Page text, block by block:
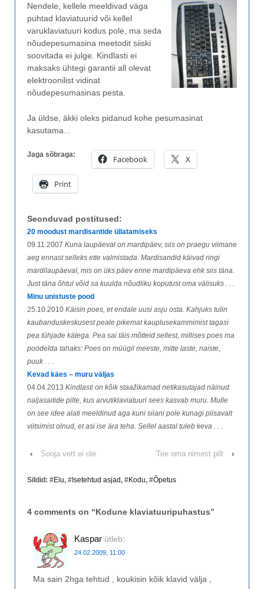
Nendele, kellele meeldivad väga
puhtad klaviatuurid või kellel
varuklaviatuuri kodus pole, ma seda
nõudepesumasina meetodit siiski
soovitada ei julge. Kindlasti ei
maksaks ühtegi garantii all olevat
elektroonilist vidinat
nõudepesumasinas pesta.
Ja üldse, äkki oleks pidanud kohe pesumasinat
kasutama...
Jaga sõbraga: Facebook X
Print
Seonduvad postitused:
20 moodust mardisantide üllatamiseks
09.11.2007 Kuna laupäeval on mardipäev, siis on praegu viimane
aeg ennast selleks ette valmistada. Mardisandid käivad ringi
mardilaupäeval, mis on üks päev enne mardipäeva ehk siis täna.
Just täna õhtul võid sa kuulda nõudliku koputust oma välisuks . . .
Minu unistuste pood
25.10.2010 Käisin poes, et endale uusi asju osta. Kahjuks tulin
kaubanduskeskusest peale pikemat kauplusekammimist tagasi
pea tühjade kätega. Pea sai täis mõtteid sellest, millises poes ma
poodelda tahaks: Poes on müügil meeste, mitte laste, naiste,
puuk . . .
Kevad käes – muru väljas
04.04.2013 Kindlasti on kõik staažikamad netikasutajad näinud
naljasaitide pilte, kus arvutiklaviatuuri sees kasvab muru. Mulle
on see idee alati meeldinud aga kuni siiani pole kunagi piisavalt
viitsimist olnud, et asi ise ära teha. Sellel aastal tuleb keva . . .
‹ Sooja vett ei ole Tee oma nimest pilt ›
Sildid: #Elu, # Isetehtud asjad, #Kodu, #Õpetus
4 comments on “Kodune klaviatuuripuhastus”
Kaspar ütleb:
24.02.2009, 11:00
Ma sain 2hga tehtud , koukisin kõik klavid välja ,